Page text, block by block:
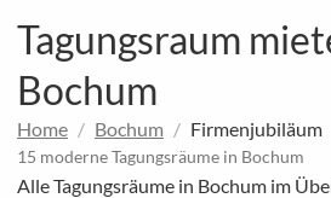
Tagungsraum
Bochum
Home Bochum Firmenjubiläum
15 moderne Tagungsräume in Bochum
Alle Tagungsräume in Bochum im